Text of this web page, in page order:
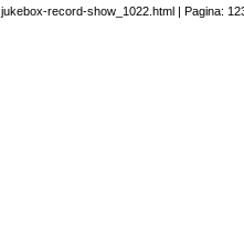
record-show_1022.html | Pagina: